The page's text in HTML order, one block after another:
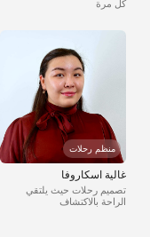
كل مرة
منظم رحلات
تصميم رحلات حيث يلتقي
الراحة بالاكتشاف
غالية اسكاروفا